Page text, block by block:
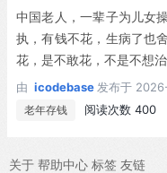
中国老人，一辈子为儿女
执，有钱不花，生病了也
花，是不敢花，不是不想
由 icodebase 发布于
老年存钱
阅读次数 400
关于 帮助中心 标签 友链